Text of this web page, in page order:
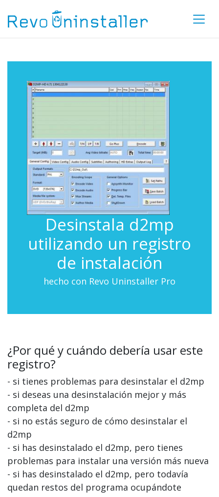
Desinstala d2mp
utilizando un registro
de instalación
hecho con Revo Uninstaller Pro
¿Por qué y cuándo debería usar este
registro?
- si tienes problemas para desinstalar el d2mp
- si deseas una desinstalación mejor y más
completa del d2mp
- si no estás seguro de cómo desinstalar el
d2mp
- si has desinstalado el d2mp, pero tienes
problemas para instalar una versión más nueva
- si has desinstalado el d2mp, pero todavía
quedan restos del programa ocupándote